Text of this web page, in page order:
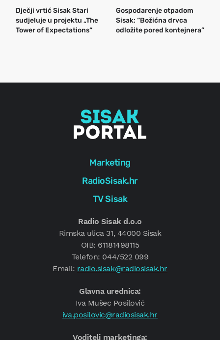
Dječji vrtić Sisak Stari
sudjeluje u projektu „The
Tower of Expectations“
Gospodarenje otpadom
Sisak: “Božićna drvca
odložite pored kontejnera”
Marketing
RadioSisak.hr
TV Sisak
Radio Sisak d.o.o
Rimska ulica 31, 44000 Sisak
OIB: 61181498115
Telefon: 044/522 099
Email: radio.sisak@radiosisak.hr
Glavna urednica:
Iva Mušec Posilović
iva.posilovic@radiosisak.hr
Voditelj marketinga: